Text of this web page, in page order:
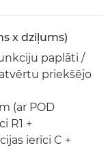
x dziļums)
paplāti /
priekšējo
(ar POD
R1 +
ierīci C +